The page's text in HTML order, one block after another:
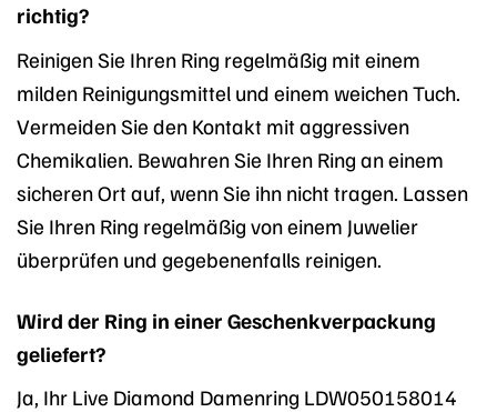
richtig?
Reinigen Sie Ihren Ring regelmäßig mit einem
milden Reinigungsmittel und einem weichen Tuch.
Vermeiden Sie den Kontakt mit aggressiven
Chemikalien. Bewahren Sie Ihren Ring an einem
sicheren Ort auf, wenn Sie ihn nicht tragen. Lassen
Sie Ihren Ring regelmäßig von einem Juwelier
überprüfen und gegebenenfalls reinigen.
Wird der Ring in einer Geschenkverpackung
geliefert?
Ja, Ihr Live Diamond Damenring LDW050158014